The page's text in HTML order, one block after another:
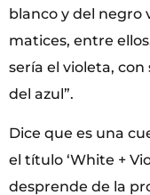
blanco y del negro
matices, entre
sería el violeta,
del azul”.
Dice que es una
el título ‘White +
desprende de la